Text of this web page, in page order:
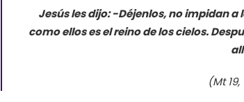
Jesús les dijo: -Déjenlos, no impidan a
como ellos es el reino de los cielos.
(Mt 19,